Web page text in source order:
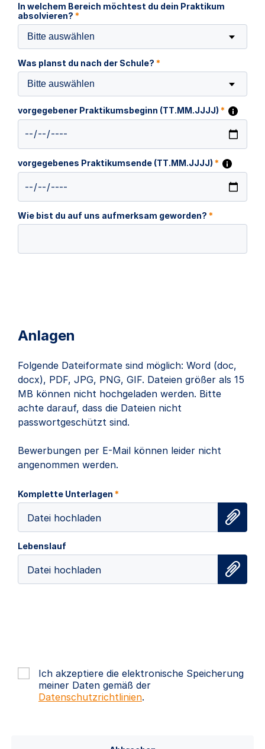
In welchem Bereich möchtest du dein Praktikum
absolvieren? *
Bitte auswählen
Was planst du nach der Schule? *
Bitte auswählen
vorgegebener Praktikumsbeginn (TT.MM.JJJJ) *
vorgegebenes Praktikumsende (TT.MM.JJJJ) *
Wie bist du auf uns aufmerksam geworden? *
Anlagen
Folgende Dateiformate sind möglich: Word (doc,
docx), PDF, JPG, PNG, GIF. Dateien größer als 15
MB können nicht hochgeladen werden. Bitte
achte darauf, dass die Dateien nicht
passwortgeschützt sind.
Bewerbungen per E-Mail können leider nicht
angenommen werden.
Komplette Unterlagen *
Datei hochladen
Lebenslauf
Datei hochladen
Ich akzeptiere die elektronische Speicherung
meiner Daten gemäß der
Datenschutzrichtlinien.